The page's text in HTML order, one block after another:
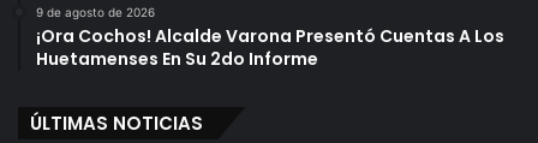
9 de agosto de 2026
¡Ora Cochos! Alcalde Varona Presentó Cuentas A Los
Huetamenses En Su 2do Informe
ÚLTIMAS NOTICIAS